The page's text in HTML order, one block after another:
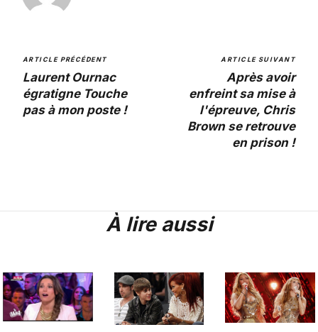
ARTICLE PRÉCÉDENT
Laurent Ournac
égratigne Touche
pas à mon poste !
ARTICLE SUIVANT
Après avoir
enfreint sa mise à
l'épreuve, Chris
Brown se retrouve
en prison !
À lire aussi